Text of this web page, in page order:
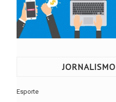
Esporte